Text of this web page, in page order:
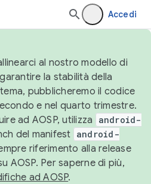
Accedi
al nostro modello di
la stabilità della
pubblicheremo il codice
e nel quarto trimestre.
ad AOSP, utilizza
android-
del manifest android-
riferimento alla release
AOSP. Per saperne di più,
ad AOSP.